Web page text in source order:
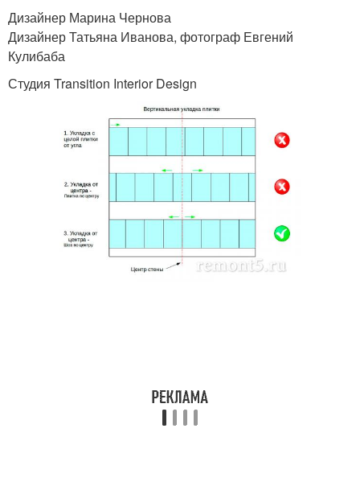
Дизайнер Марина Чернова
Дизайнер Татьяна Иванова, фотограф Евгений
Кулибаба
Студия Transition Interior Design